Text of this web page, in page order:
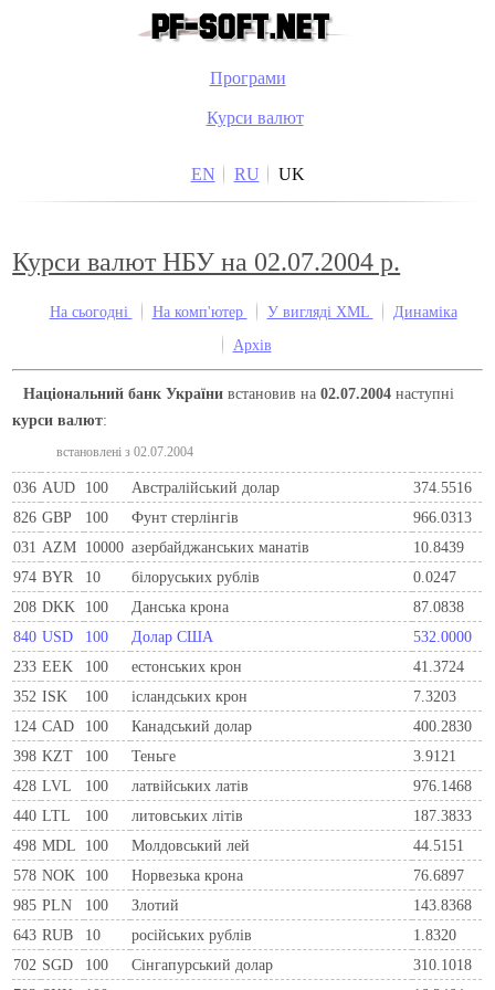
Програми
Курси валют
EN RU UK
Курси валют НБУ на 02.07.2004 р.
На сьогодні На комп'ютер У вигляді XML
Динаміка
Архів
Національний банк України встановив на02.07.2004 наступні
курси валют:
встановлені з 02.07.2004
036 AUD 100 Австралійський долар
374.5516
826 GBP 100 Фунт стерлінгів
966.0313
031 AZM 10000 азербайджанських манатів
10.8439
974 BYR 10 білоруських рублів
0.0247
208 DKK 100 Данська крона
87.0838
840 USD 100 Долар США
532.0000
233 EEK 100 естонських крон
41.3724
352 ISK 100 ісландських крон
7.3203
124 CAD 100 Канадський долар
400.2830
398 KZT 100 Теньге
3.9121
428 LVL 100 латвійських латів
976.1468
440 LTL 100 литовських літів
187.3833
498 MDL 100 Молдовський лей
44.5151
578 NOK 100 Норвезька крона
76.6897
985 PLN 100 Злотий
143.8368
643 RUB 10 російських рублів
1.8320
702 SGD 100 Сінгапурський долар
310.1018